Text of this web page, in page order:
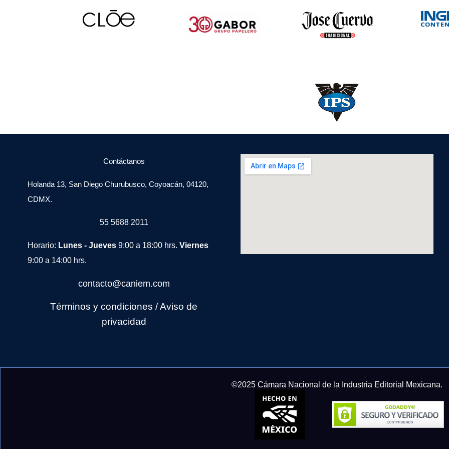
Contáctanos
Holanda 13, San Diego Churubusco, Coyoacán, 04120,
CDMX.
55 5688 2011
Horario: Lunes - Jueves 9:00 a 18:00 hrs. Viernes
9:00 a 14:00 hrs.
contacto@caniem.com
Términos y condiciones /Aviso de
privacidad
©2025 Cámara Nacional de la Industria Editorial Mexicana.